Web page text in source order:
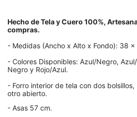
Hecho de Tela y Cuero 100%,
compras.
- Medidas (Ancho x Alto x Fondo): 38
- Colores Disponibles: Azul/Negro,
Negro y Rojo/Azul.
- Forro interior de tela con dos
otro abierto.
- Asas 57 cm.